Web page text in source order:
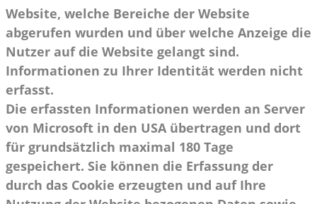
Website, welche Bereiche der Website
abgerufen wurden und über welche Anzeige die
Nutzer auf die Website gelangt sind.
Informationen zu Ihrer Identität werden nicht
erfasst.
Die erfassten Informationen werden an Server
von Microsoft in den USA übertragen und dort
für grundsätzlich maximal 180 Tage
gespeichert. Sie können die Erfassung der
durch das Cookie erzeugten und auf Ihre